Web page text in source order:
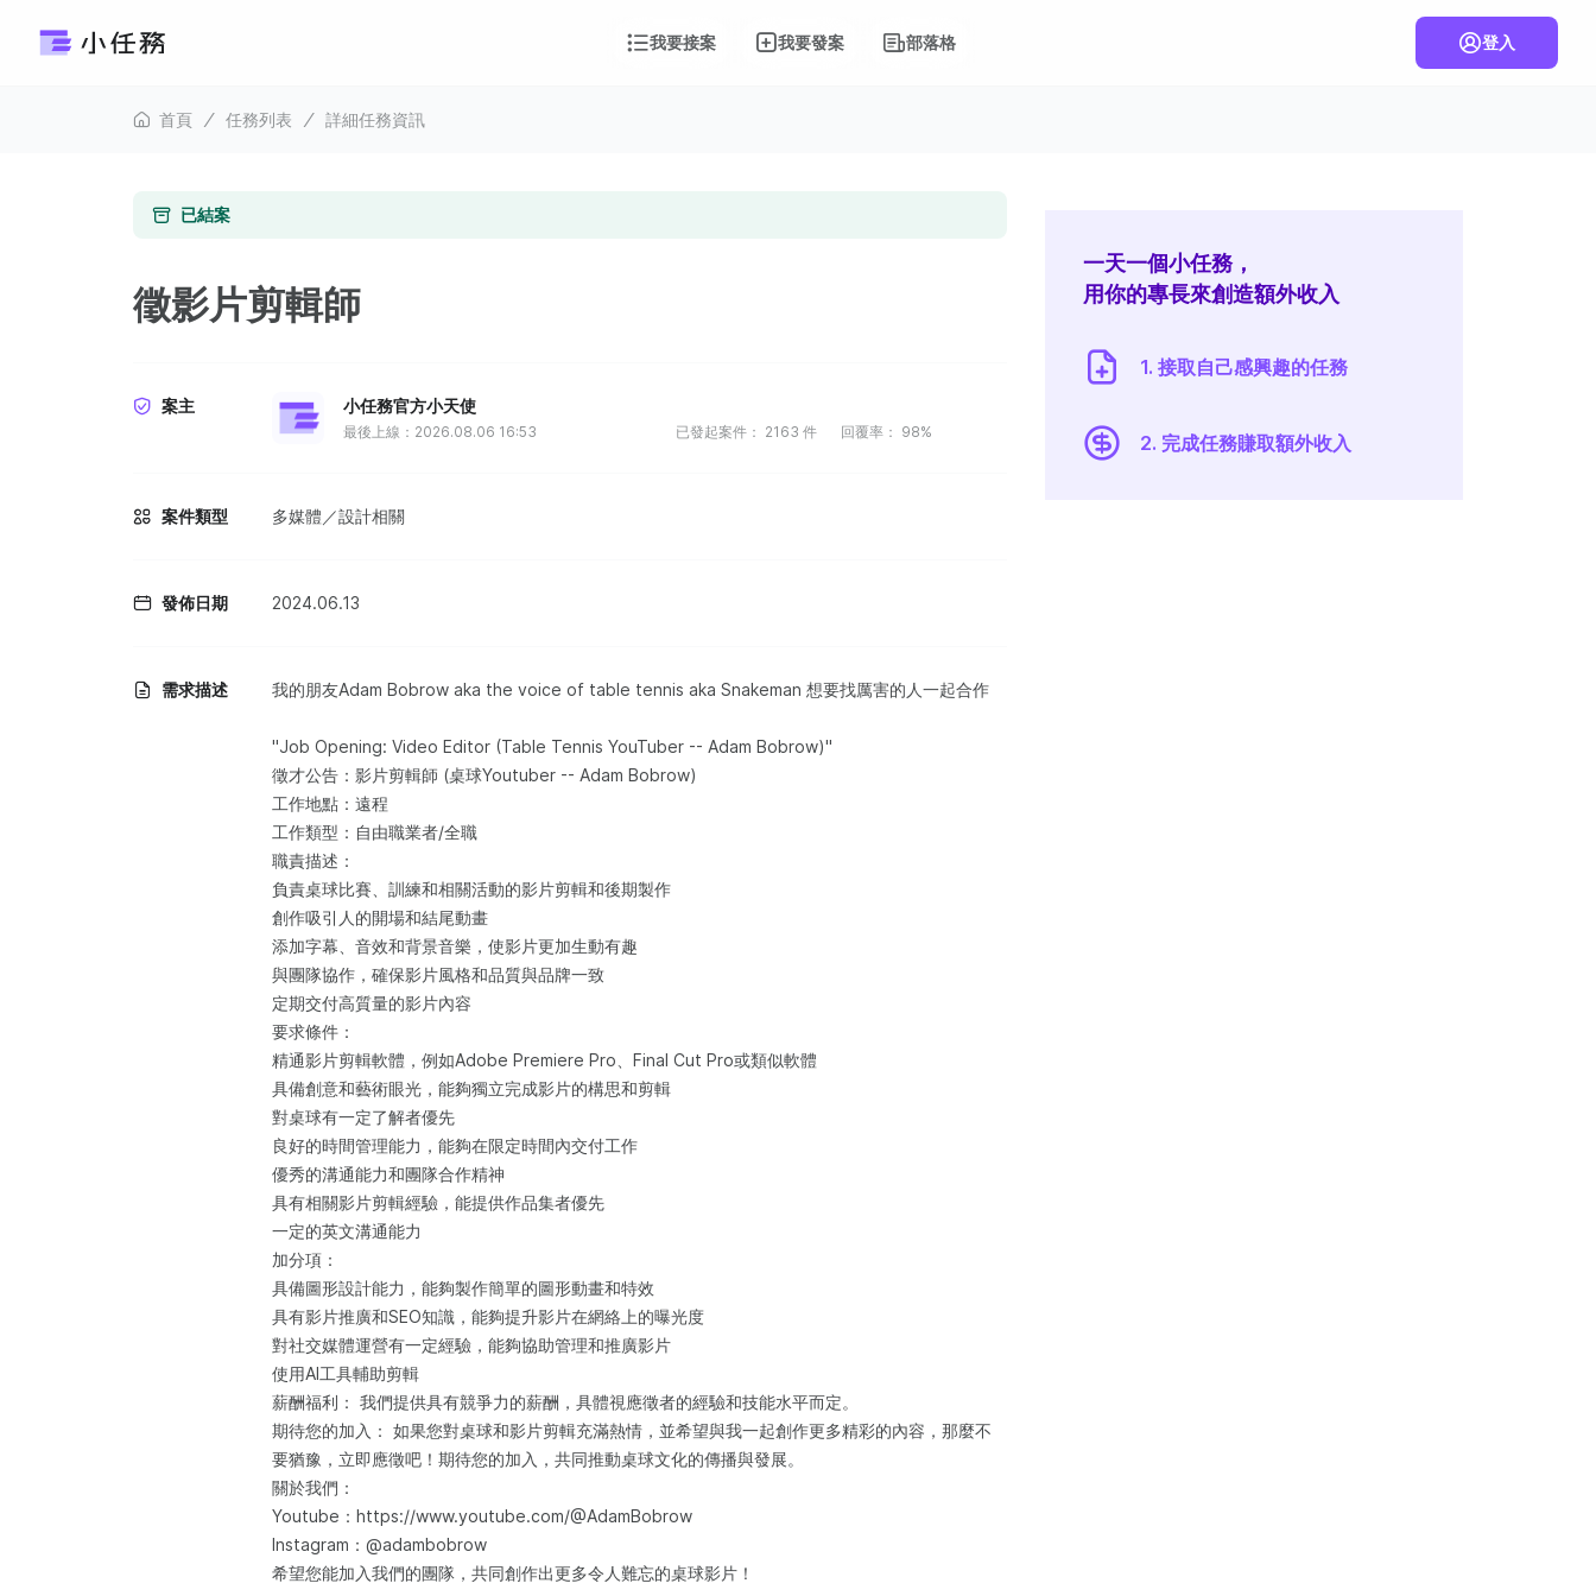
我要接案 我要發案 部落格 登入
首頁 任務列表 詳細任務資訊
已結案
徵影片剪輯師
案主 小任務官方小天使
最後上線：2026.08.06 16:53 已發起案件： 2163 件 回覆率： 98%
案件類型 多媒體／設計相關
發佈日期 2024.06.13
需求描述 我的朋友Adam Bobrow aka the voice of table tennis aka Snakeman 想要找厲害的人一起合作
"Job Opening: Video Editor (Table Tennis YouTuber -- Adam Bobrow)"
徵才公告：影片剪輯師 (桌球Youtuber -- Adam Bobrow)
工作地點：遠程
工作類型：自由職業者/全職
職責描述：
負責桌球比賽、訓練和相關活動的影片剪輯和後期製作
創作吸引人的開場和結尾動畫
添加字幕、音效和背景音樂，使影片更加生動有趣
與團隊協作，確保影片風格和品質與品牌一致
定期交付高質量的影片內容
要求條件：
精通影片剪輯軟體，例如Adobe Premiere Pro、Final Cut Pro或類似軟體
具備創意和藝術眼光，能夠獨立完成影片的構思和剪輯
對桌球有一定了解者優先
良好的時間管理能力，能夠在限定時間內交付工作
優秀的溝通能力和團隊合作精神
具有相關影片剪輯經驗，能提供作品集者優先
一定的英文溝通能力
加分項：
具備圖形設計能力，能夠製作簡單的圖形動畫和特效
具有影片推廣和SEO知識，能夠提升影片在網絡上的曝光度
對社交媒體運營有一定經驗，能夠協助管理和推廣影片
使用AI工具輔助剪輯
薪酬福利： 我們提供具有競爭力的薪酬，具體視應徵者的經驗和技能水平而定。
期待您的加入： 如果您對桌球和影片剪輯充滿熱情，並希望與我一起創作更多精彩的內容，那麼不
要猶豫，立即應徵吧！期待您的加入，共同推動桌球文化的傳播與發展。
關於我們：
Youtube：https://www.youtube.com/@AdamBobrow
Instagram：@adambobrow
希望您能加入我們的團隊，共同創作出更多令人難忘的桌球影片！
一天一個小任務，
用你的專長來創造額外收入
1. 接取自己感興趣的任務
2. 完成任務賺取額外收入